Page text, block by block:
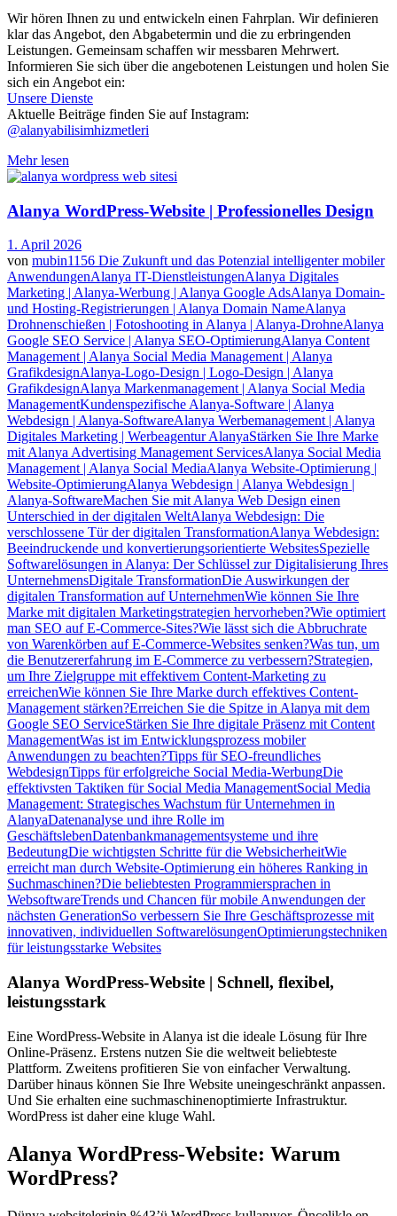
Wir hören Ihnen zu und entwickeln einen Fahrplan. Wir definieren
klar das Angebot, den Abgabetermin und die zu erbringenden
Leistungen. Gemeinsam schaffen wir messbaren Mehrwert.
Informieren Sie sich über die angebotenen Leistungen und holen Sie
sich ein Angebot ein:
Unsere Dienste
Aktuelle Beiträge finden Sie auf Instagram:
@alanyabilisimhizmetleri
Mehr lesen
Alanya WordPress-Website | Professionelles Design
1. April 2026
von mubin1156 Die Zukunft und das Potenzial intelligenter mobiler
AnwendungenAlanya IT-DienstleistungenAlanya Digitales
Marketing | Alanya-Werbung | Alanya Google AdsAlanya Domain-
und Hosting-Registrierungen | Alanya Domain NameAlanya
Drohnenschießen | Fotoshooting in Alanya | Alanya-DrohneAlanya
Google SEO Service | Alanya SEO-OptimierungAlanya Content
Management | Alanya Social Media Management | Alanya
GrafikdesignAlanya-Logo-Design | Logo-Design | Alanya
GrafikdesignAlanya Markenmanagement | Alanya Social Media
ManagementKundenspezifische Alanya-Software | Alanya
Webdesign | Alanya-SoftwareAlanya Werbemanagement | Alanya
Digitales Marketing | Werbeagentur AlanyaStärken Sie Ihre Marke
mit Alanya Advertising Management ServicesAlanya Social Media
Management | Alanya Social MediaAlanya Website-Optimierung |
Website-OptimierungAlanya Webdesign | Alanya Webdesign |
Alanya-SoftwareMachen Sie mit Alanya Web Design einen
Unterschied in der digitalen WeltAlanya Webdesign: Die
verschlossene Tür der digitalen TransformationAlanya Webdesign:
Beeindruckende und konvertierungsorientierte WebsitesSpezielle
Softwarelösungen in Alanya: Der Schlüssel zur Digitalisierung Ihres
UnternehmensDigitale TransformationDie Auswirkungen der
digitalen Transformation auf UnternehmenWie können Sie Ihre
Marke mit digitalen Marketingstrategien hervorheben?Wie optimiert
man SEO auf E-Commerce-Sites?Wie lässt sich die Abbruchrate
von Warenkörben auf E-Commerce-Websites senken?Was tun, um
die Benutzererfahrung im E-Commerce zu verbessern?Strategien,
um Ihre Zielgruppe mit effektivem Content-Marketing zu
erreichenWie können Sie Ihre Marke durch effektives Content-
Management stärken?Erreichen Sie die Spitze in Alanya mit dem
Google SEO ServiceStärken Sie Ihre digitale Präsenz mit Content
ManagementWas ist im Entwicklungsprozess mobiler
Anwendungen zu beachten?Tipps für SEO-freundliches
WebdesignTipps für erfolgreiche Social Media-WerbungDie
effektivsten Taktiken für Social Media ManagementSocial Media
Management: Strategisches Wachstum für Unternehmen in
AlanyaDatenanalyse und ihre Rolle im
GeschäftslebenDatenbankmanagementsysteme und ihre
BedeutungDie wichtigsten Schritte für die WebsicherheitWie
erreicht man durch Website-Optimierung ein höheres Ranking in
Suchmaschinen?Die beliebtesten Programmiersprachen in
WebsoftwareTrends und Chancen für mobile Anwendungen der
nächsten GenerationSo verbessern Sie Ihre Geschäftsprozesse mit
innovativen, individuellen SoftwarelösungenOptimierungstechniken
für leistungsstarke Websites
Alanya WordPress-Website | Schnell, flexibel,
leistungsstark
Eine WordPress-Website in Alanya ist die ideale Lösung für Ihre
Online-Präsenz. Erstens nutzen Sie die weltweit beliebteste
Plattform. Zweitens profitieren Sie von einfacher Verwaltung.
Darüber hinaus können Sie Ihre Website uneingeschränkt anpassen.
Und Sie erhalten eine suchmaschinenoptimierte Infrastruktur.
WordPress ist daher eine kluge Wahl.
Alanya WordPress-Website: Warum
WordPress?